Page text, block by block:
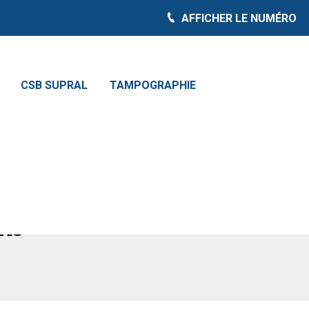
AFFICHER LE NUMÉRO
CSB SUPRAL TAMPOGRAPHIE